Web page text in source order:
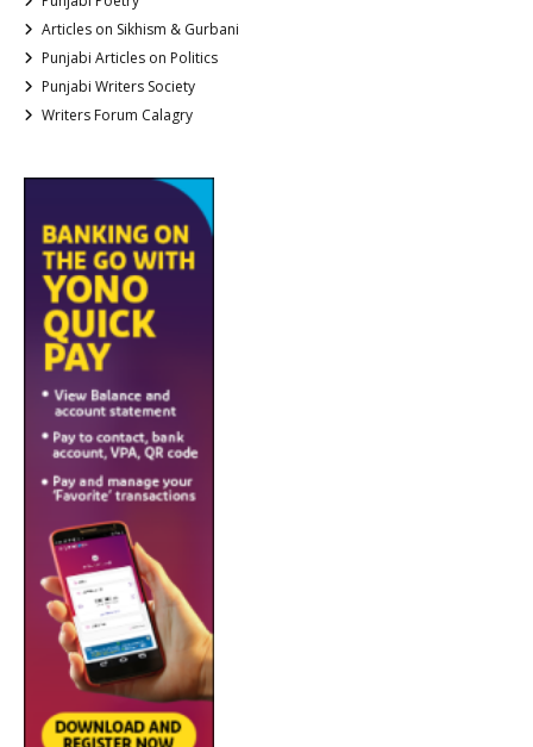
Articles on Sikhism & Gurbani
Punjabi Articles on Politics
Punjabi Writers Society
Writers Forum Calagry